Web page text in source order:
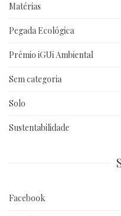
Matérias
Pegada Ecológica
Prêmio iGUi Ambiental
Sem categoria
Solo
Sustentabilidade
Facebook